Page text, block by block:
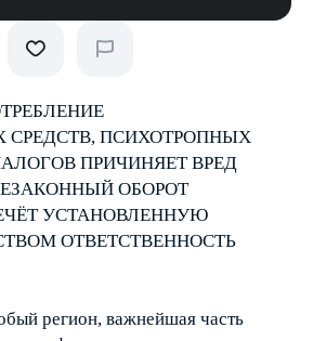
СРЕДСТВ, ПСИХОТРОПНЫХ
ПРИЧИНЯЕТ ВРЕД
ОБОРОТ
УСТАНОВЛЕННУЮ
ОТВЕТСТВЕННОСТЬ
регион, важнейшая часть